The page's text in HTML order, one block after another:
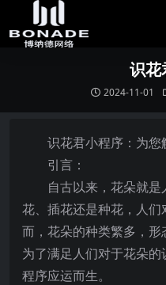
识花
2024-11-01
识花君小程序：为
引言：
自古以来，花朵就
花、插花还是种花，人
而，花朵的种类繁多，形
为了满足人们对于花朵
程序应运而生。